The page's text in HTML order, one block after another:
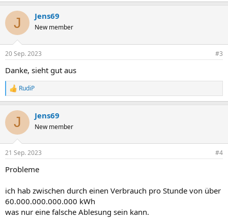
J Jens69
New member
20 Sep. 2023 #3
Danke, sieht gut aus
R
e
k
i
e
:
RudiP
J Jens69
New member
21 Sep. 2023 #4
Probleme
ich hab zwischen durch einen Verbrauch pro Stunde von über
60.000.000.000.000 kWh
was nur eine falsche Ablesung sein kann.